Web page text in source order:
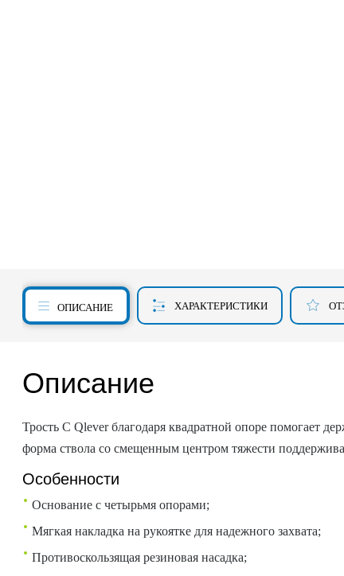
ОПИСАНИЕ ХАРАКТЕРИСТИКИ
Описание
Трость C Qlever благодаря квадратной опоре помогает
форма ствола со смещенным центром тяжести
Особенности
Основание с четырьмя опорами;
Мягкая накладка на рукоятке для надежного захвата;
Противоскользящая резиновая насадка;